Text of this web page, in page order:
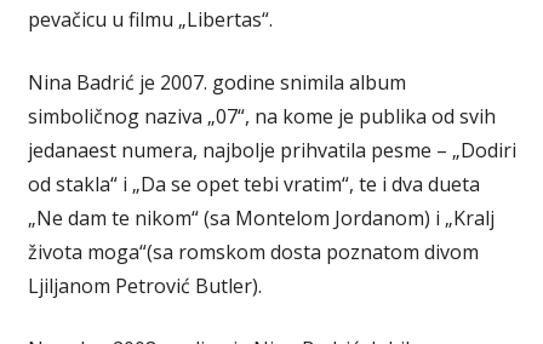
pevačicu u filmu „Libertas“.
Nina Badrić je 2007. godine snimila album
simboličnog naziva „07“, na kome je publika od svih
jedanaest numera, najbolje prihvatila pesme – „Dodiri
od stakla“ i „Da se opet tebi vratim“, te i dva dueta
„Ne dam te nikom“ (sa Montelom Jordanom) i „Kralj
života moga“(sa romskom dosta poznatom divom
Ljiljanom Petrović Butler).